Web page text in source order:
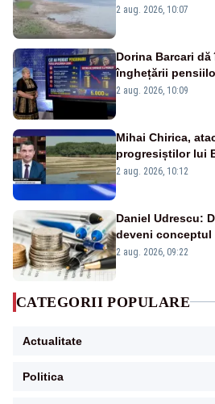
va detona o
2 aug. 2026, 10:07
Dorina Barcari
înghețării
pierdute de
2 aug. 2026, 10:09
Mihai Chirica,
progresiștilor lui
protejăm și
2 aug. 2026, 10:12
Daniel Udrescu:
deveni conceptul
viitoare?
2 aug. 2026, 09:22
CATEGORII POPULARE
Actualitate
Politica